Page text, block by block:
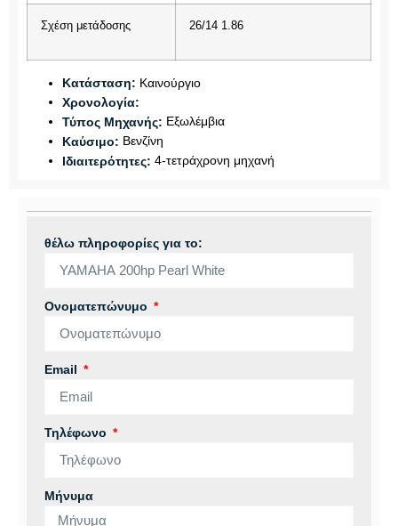
Σχέση μετάδοσης 26/14 1.86
Κατάσταση: Καινούργιο
Χρονολογία:
Τύπος Μηχανής: Εξωλέμβια
Καύσιμο: Βενζίνη
Ιδιαιτερότητες: 4-τετράχρονη μηχανή
θέλω πληροφορίες για το:
Ονοματεπώνυμο
Email
Τηλέφωνο
Μήνυμα